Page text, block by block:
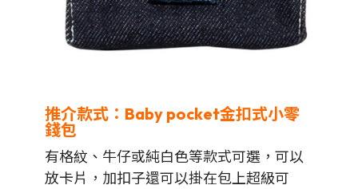
推介款式：Baby pocket金扣式小零
錢包
有格紋、牛仔或純白色等款式可選，可以
放卡片，加扣子還可以掛在包上超級可